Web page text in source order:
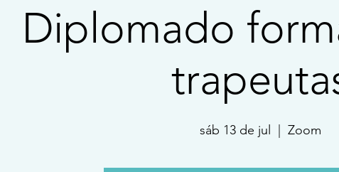
Diplomado
sáb 13 de jul Zoom